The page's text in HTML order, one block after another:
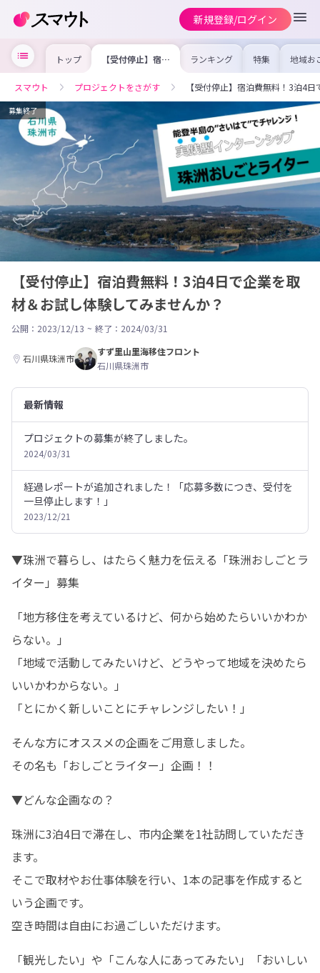
新規登録/ログイン
トップ 【受付停止】宿泊
費無料！3泊4日
試し体験してみま
せんか？
ランキング 特集 地域お
の求
を集め
事内容
を比較
合った
けよう
スマウト プロジェクトをさがす 【受付停止】宿泊費無料！3泊4
募集終了
【受付停止】宿泊費無料！3泊4日で企業を取
材＆お試し体験してみませんか？
公開：2023/12/13 ~ 終了：2024/03/31
石川県珠洲市
すず里山里海移住フロント
石川県珠洲市
最新情報
プロジェクトの募集が終了しました。
2024/03/31
経過レポートが追加されました！「応募多数につき、受付を
一旦停止します！」
2023/12/21
▼珠洲で暮らし、はたらく魅力を伝える「珠洲おしごとラ
イター」募集
「地方移住を考えているけど、何から始めたらいいかわか
らない。」
「地域で活動してみたいけど、どうやって地域を決めたら
いいかわからない。」
「とにかく新しいことにチャレンジしたい！」
そんな方にオススメの企画をご用意しました。
その名も「おしごとライター」企画！！
▼どんな企画なの？
珠洲に3泊4日で滞在し、市内企業を1社訪問していただき
ます。
そこで取材やお仕事体験を行い、1本の記事を作成すると
いう企画です。
空き時間は自由にお過ごしいただけます。
「観光したい」や「こんな人にあってみたい」「おいしい